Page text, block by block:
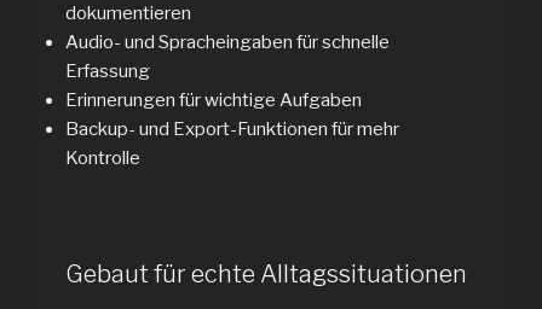
dokumentieren
Audio- und Spracheingaben für schnelle
Erfassung
Erinnerungen für wichtige Aufgaben
Backup- und Export-Funktionen für mehr
Kontrolle
Gebaut für echte Alltagssituationen